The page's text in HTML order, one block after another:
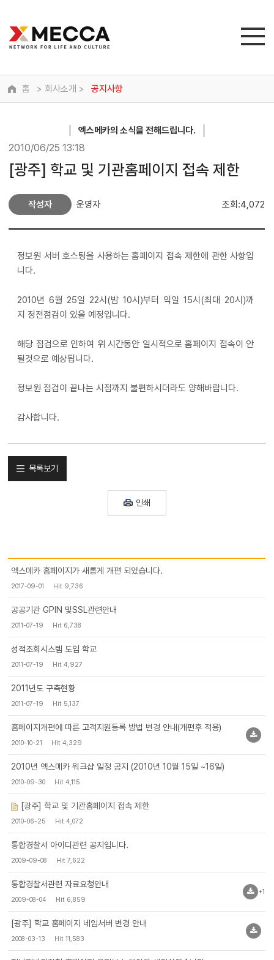
홈 > 회사소개 > 공지사항
엑스메카의 소식을 전해드립니다.
2010/06/25 13:18
[광주] 학교 및 기관홈페이지 접속 제한
작성자 운영자 조회:4,072
정보원 서버 호스팅을 사용하는 홈페이지 접속 제한에 관한 사항입
니다.
2010년 6월 25일 22시(밤 10시)부터 익일 15시(최대 20시)까
지 정전점검이 있을 예정입니다.
해당 점검으로 인하여 위 시간동안 일시적으로 홈페이지 접속이 안
될것으로 예상됩니다.
정보원 점검이 끝나는 시점까지 불편하시더라도 양해바랍니다.
감사합니다.
목록보기
인쇄
엑스메카 홈페이지가 새롭게 개편 되었습니다.
2017-09-01 Hit 9,736
공공기관 GPIN 및SSL관련안내
2011-07-19 Hit 6,738
성적조회시스템 도입 학교
2011-07-19 Hit 4,927
2011년도 구축현황
2011-07-19 Hit 5,137
홈페이지개편에 따른 고객지원등록 방법 변경 안내(개편후 적용)
2010-10-21 Hit 4,329
2010년 엑스메카 워크샵 일정 공지 (2010년 10월 15일 ~16일)
2010-09-30 Hit 4,115
[광주] 학교 및 기관홈페이지 접속 제한
2010-06-25 Hit 4,072
통합경찰서 아이디관련 공지입니다.
2009-09-08 Hit 7,622
통합경찰서관련 자료요청안내
2009-08-04 Hit 6,859
+1
[광주] 학교 홈페이지 네임서버 변경 안내
2008-03-13 Hit 11,583